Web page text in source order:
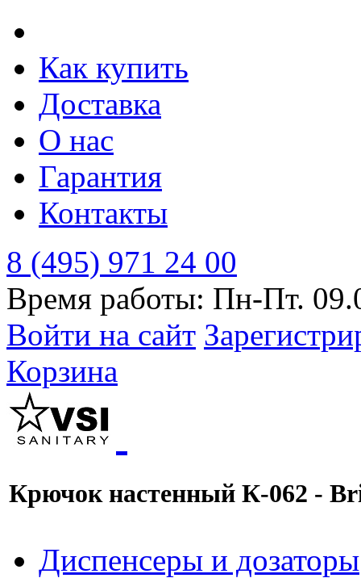
Как купить
Доставка
О нас
Гарантия
Контакты
8 (495) 971 24 00
Время работы: Пн-Пт.
Войти на сайт
Корзина
Крючок настенный К-062 -
Диспенсеры и дозаторы